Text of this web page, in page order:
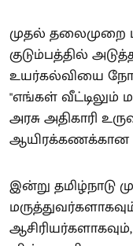
முதல் தலைமுறை
குடும்பத்தில்
உயர்கல்வியை
"எங்கள் வீட்டிலும்
அரசு அதிகாரி
ஆயிரக்கணக்கான
இன்று தமிழ்நாடு